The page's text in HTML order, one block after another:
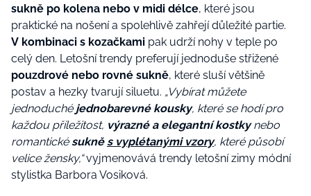
sukně po kolena nebo v midi délce, které jsou
praktické na nošení a spolehlivě zahřejí důležité partie.
V kombinaci s kozačkami pak udrží nohy v teple po
celý den. Letošní trendy preferují jednoduše střižené
pouzdrové nebo rovné sukně, které sluší většině
postav a hezky tvarují siluetu. „Vybírat můžete
jednoduché jednobarevné kousky, které se hodí pro
každou příležitost, výrazné a elegantní kostkynebo
romantickésukněs vyplétanými vzory, které působí
velice žensky,“vyjmenovává trendy letošní zimy módní
stylistka Barbora Vosiková.